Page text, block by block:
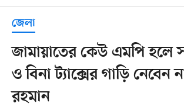
জেলা
জামায়াতের কেউ এমপি হলে
ও বিনা ট্যাক্সের গাড়ি
রহমান